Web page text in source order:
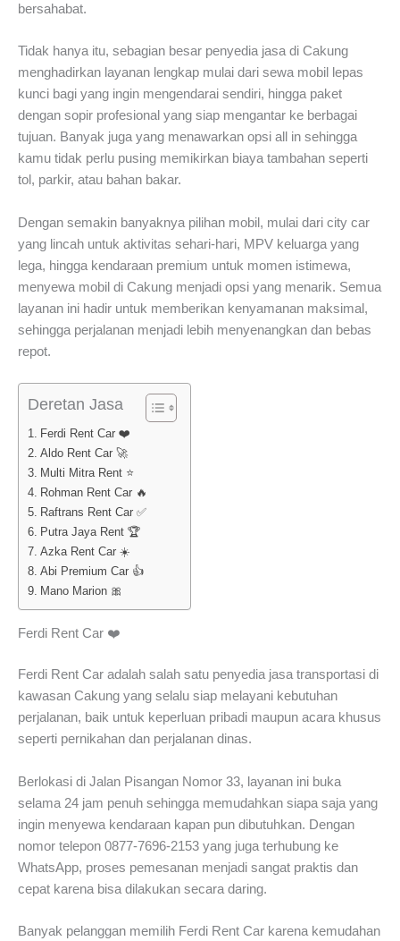
bersahabat.
Tidak hanya itu, sebagian besar penyedia jasa di Cakung
menghadirkan layanan lengkap mulai dari sewa mobil lepas
kunci bagi yang ingin mengendarai sendiri, hingga paket
dengan sopir profesional yang siap mengantar ke berbagai
tujuan. Banyak juga yang menawarkan opsi all in sehingga
kamu tidak perlu pusing memikirkan biaya tambahan seperti
tol, parkir, atau bahan bakar.
Dengan semakin banyaknya pilihan mobil, mulai dari city car
yang lincah untuk aktivitas sehari-hari, MPV keluarga yang
lega, hingga kendaraan premium untuk momen istimewa,
menyewa mobil di Cakung menjadi opsi yang menarik. Semua
layanan ini hadir untuk memberikan kenyamanan maksimal,
sehingga perjalanan menjadi lebih menyenangkan dan bebas
repot.
Deretan Jasa
Ferdi Rent Car ❤️
Aldo Rent Car 🚀
Multi Mitra Rent ⭐
Rohman Rent Car 🔥
Raftrans Rent Car ✅
Putra Jaya Rent 🏆
Azka Rent Car ☀️
Abi Premium Car 👍
Mano Marion 🎀
Ferdi Rent Car ❤️
Ferdi Rent Car adalah salah satu penyedia jasa transportasi di
kawasan Cakung yang selalu siap melayani kebutuhan
perjalanan, baik untuk keperluan pribadi maupun acara khusus
seperti pernikahan dan perjalanan dinas.
Berlokasi di Jalan Pisangan Nomor 33, layanan ini buka
selama 24 jam penuh sehingga memudahkan siapa saja yang
ingin menyewa kendaraan kapan pun dibutuhkan. Dengan
nomor telepon 0877-7696-2153 yang juga terhubung ke
WhatsApp, proses pemesanan menjadi sangat praktis dan
cepat karena bisa dilakukan secara daring.
Banyak pelanggan memilih Ferdi Rent Car karena kemudahan